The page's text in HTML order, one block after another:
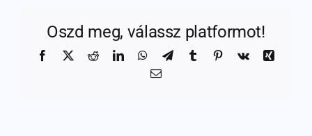
Oszd meg, válassz platformot!
Facebook
X RedditLinkedInWhatsApp
TelegramTumblr Pinterest
Vk
Xing
Email: